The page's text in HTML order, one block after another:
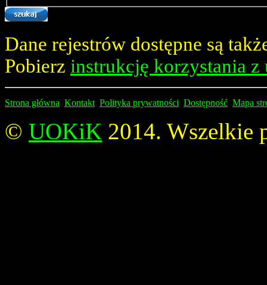
Dane rejestrów dostępne są
Pobierz instrukcję korzystania z
Strona główna Kontakt Polityka prywatności Dostępność Mapa
© UOKiK 2014. Wszelkie